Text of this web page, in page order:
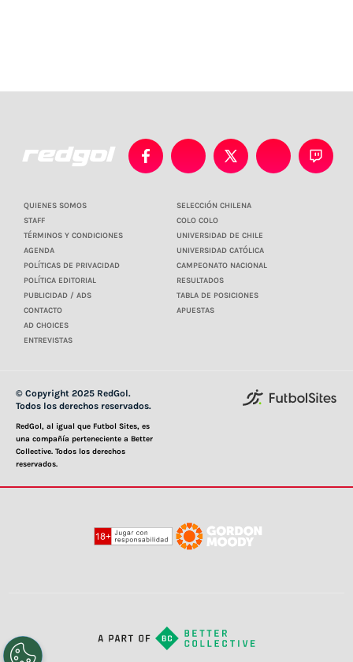
QUIENES SOMOS
STAFF
TÉRMINOS Y CONDICIONES
AGENDA
POLÍTICAS DE PRIVACIDAD
POLÍTICA EDITORIAL
PUBLICIDAD / ADS
CONTACTO
AD CHOICES
ENTREVISTAS
SELECCIÓN CHILENA
COLO COLO
UNIVERSIDAD DE CHILE
UNIVERSIDAD CATÓLICA
CAMPEONATO NACIONAL
RESULTADOS
TABLA DE POSICIONES
APUESTAS
© Copyright 2025 RedGol.
Todos los derechos reservados.
RedGol, al igual que Futbol Sites, es
una compañía perteneciente a Better
Collective. Todos los derechos
reservados.